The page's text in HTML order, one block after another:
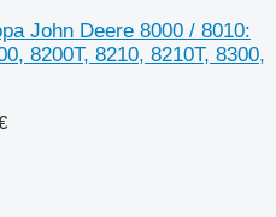
John Deere 8000 / 8010:
8200T, 8210, 8210T, 8300,